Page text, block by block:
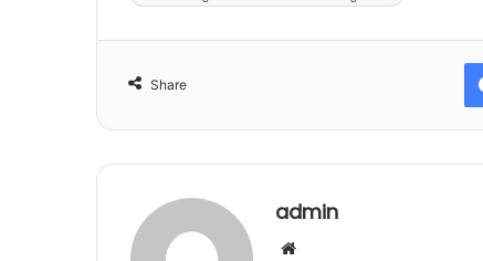
Share
admin
Website